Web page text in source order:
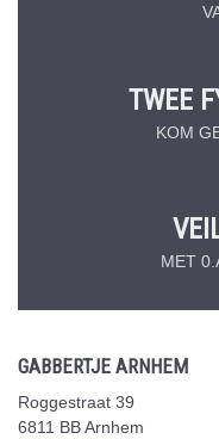
TWEE
KOM
MET
GABBERTJE ARNHEM
Roggestraat 39
6811 BB Arnhem